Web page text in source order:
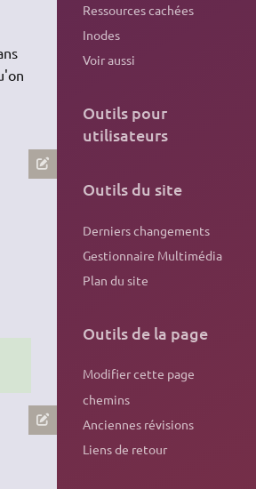
Ressources cachées
Inodes
Voir aussi
Outils pour
utilisateurs
Outils du site
Derniers changements
Gestionnaire Multimédia
Plan du site
Outils de la page
Modifier cette page
chemins
Anciennes révisions
Liens de retour